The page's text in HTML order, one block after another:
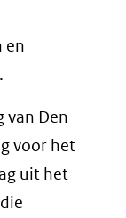
en
van Den
voor het
uit het